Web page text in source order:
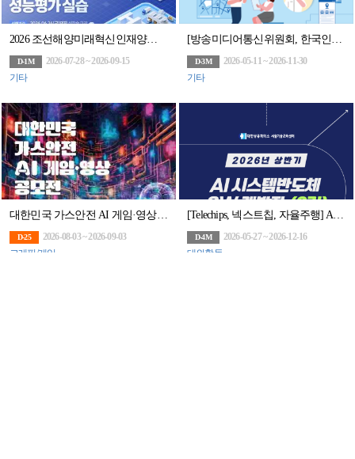
2026 조선해양미래혁신인재양성센터사업 실습 프로젝트 2차 교육
D-1M
2026-07-28 ~ 2026-09-15
기타
D-3M
2026-05-11 ~ 2026-11-30
기타
대한민국 가스안전 AI 게임·영상 공모전(~9/3)
D-25
2026-08-03 ~ 2026-09-03
그래픽/게임
D-4M
2026-05-27 ~ 2026-12-16
대외활동